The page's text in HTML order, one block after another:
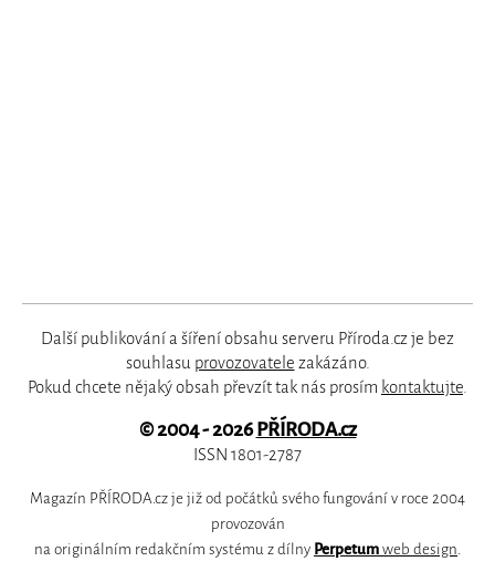
Další publikování a šíření obsahu serveru Příroda.cz je bez
souhlasu provozovatele zakázáno.
Pokud chcete nějaký obsah převzít tak nás prosím kontaktujte.
© 2004 - 2026PŘÍRODA.cz
ISSN 1801-2787
Magazín PŘÍRODA.cz je již od počátků svého fungování v roce 2004
provozován
na originálním redakčním systému z dílny Perpetum web design